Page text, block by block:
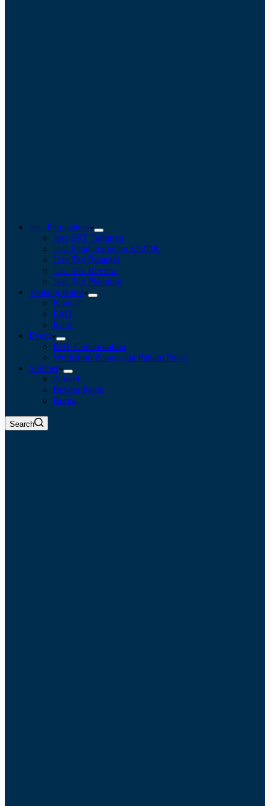
Jasa Perpajakan
Jasa SPT Tahunan
Jasa Pendampingan SP2DK
Jasa Tax Retainer
Jasa Tax Review
Jasa Tax Planning
Tentang Kami
Kontak
FAQ
Karir
Event
BBF Collaboration
Workshop Pengusaha Paham Pajak
Sumber
Artikel
Belajar Pajak
Berita
Search